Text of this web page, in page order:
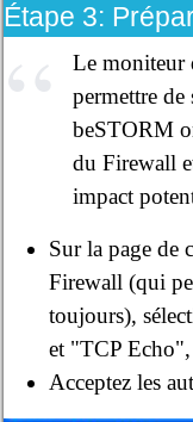
Étape 3:
Le moniteur
permettre de
beSTORM
du Firewall
impact
Sur la page de
Firewall (qui
toujours),
et "TCP Echo",
Acceptez les